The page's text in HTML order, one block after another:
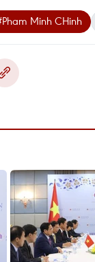
Minh CHinh